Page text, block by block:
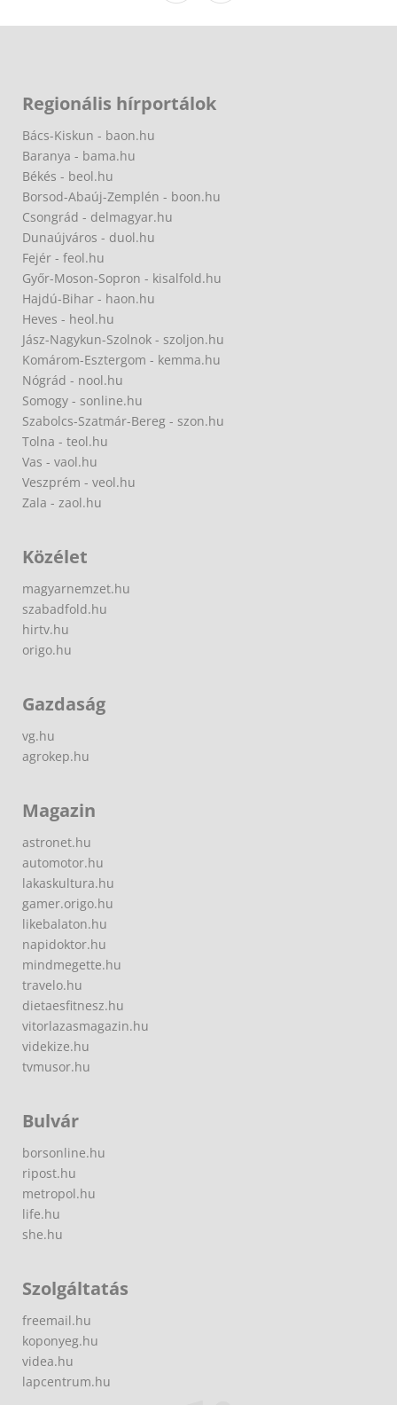
Regionális hírportálok
Bács-Kiskun - baon.hu
Baranya - bama.hu
Békés - beol.hu
Borsod-Abaúj-Zemplén - boon.hu
Csongrád - delmagyar.hu
Dunaújváros - duol.hu
Fejér - feol.hu
Győr-Moson-Sopron - kisalfold.hu
Hajdú-Bihar - haon.hu
Heves - heol.hu
Jász-Nagykun-Szolnok - szoljon.hu
Komárom-Esztergom - kemma.hu
Nógrád - nool.hu
Somogy - sonline.hu
Szabolcs-Szatmár-Bereg - szon.hu
Tolna - teol.hu
Vas - vaol.hu
Veszprém - veol.hu
Zala - zaol.hu
Közélet
magyarnemzet.hu
szabadfold.hu
hirtv.hu
origo.hu
Gazdaság
vg.hu
agrokep.hu
Magazin
astronet.hu
automotor.hu
lakaskultura.hu
gamer.origo.hu
likebalaton.hu
napidoktor.hu
mindmegette.hu
travelo.hu
dietaesfitnesz.hu
vitorlazasmagazin.hu
videkize.hu
tvmusor.hu
Bulvár
borsonline.hu
ripost.hu
metropol.hu
life.hu
she.hu
Szolgáltatás
freemail.hu
koponyeg.hu
videa.hu
lapcentrum.hu